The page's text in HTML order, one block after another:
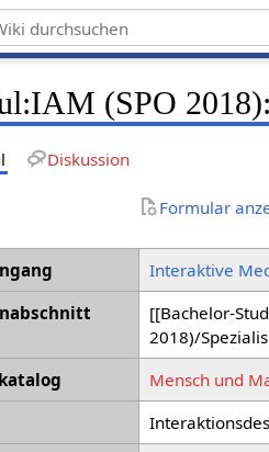
:IAM (SPO
Diskussion
Formular
Interaktive
[[Bachelor-
2018)/
Mensch und